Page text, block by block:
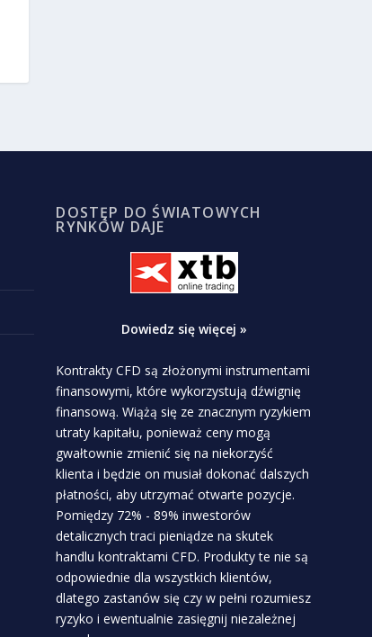
DOSTĘP DO ŚWIATOWYCH
RYNKÓW DAJE
Dowiedz się więcej »
Kontrakty CFD są złożonymi instrumentami
finansowymi, które wykorzystują dźwignię
finansową. Wiążą się ze znacznym ryzykiem
utraty kapitału, ponieważ ceny mogą
gwałtownie zmienić się na niekorzyść
klienta i będzie on musiał dokonać dalszych
płatności, aby utrzymać otwarte pozycje.
Pomiędzy 72% - 89% inwestorów
detalicznych traci pieniądze na skutek
handlu kontraktami CFD. Produkty te nie są
odpowiednie dla wszystkich klientów,
dlatego zastanów się czy w pełni rozumiesz
ryzyko i ewentualnie zasięgnij niezależnej